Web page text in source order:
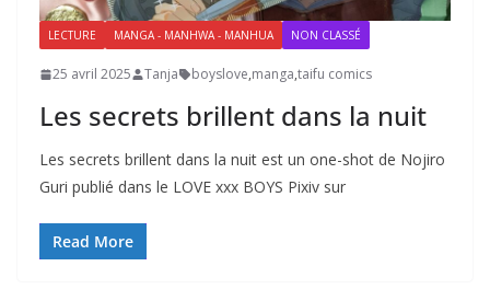
LECTURE MANGA - MANHWA - MANHUA NON CLASSÉ
25 avril 2025 Tanja boyslove,manga,taifu comics
Les secrets brillent dans la nuit
Les secrets brillent dans la nuit est un one-shot de Nojiro
Guri publié dans le LOVE xxx BOYS Pixiv sur
Read More